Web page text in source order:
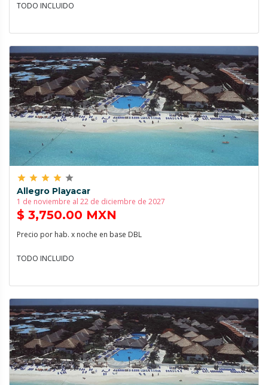
TODO INCLUIDO
grade grade grade grade grade
Allegro Playacar
1 de noviembre al 22 de diciembre de 2027
$ 3,750.00 MXN
Precio por hab. x noche en base DBL
TODO INCLUIDO